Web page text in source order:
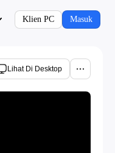
Klien PC Masuk
Lihat Di Desktop